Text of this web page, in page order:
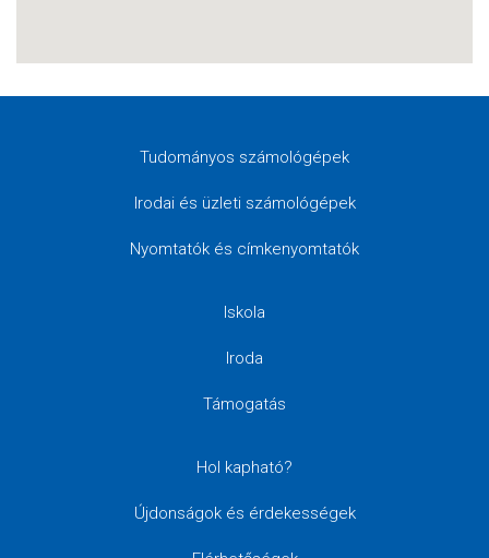
Tudományos számológépek
Irodai és üzleti számológépek
Nyomtatók és címkenyomtatók
Iskola
Iroda
Támogatás
Hol kapható?
Újdonságok és érdekességek